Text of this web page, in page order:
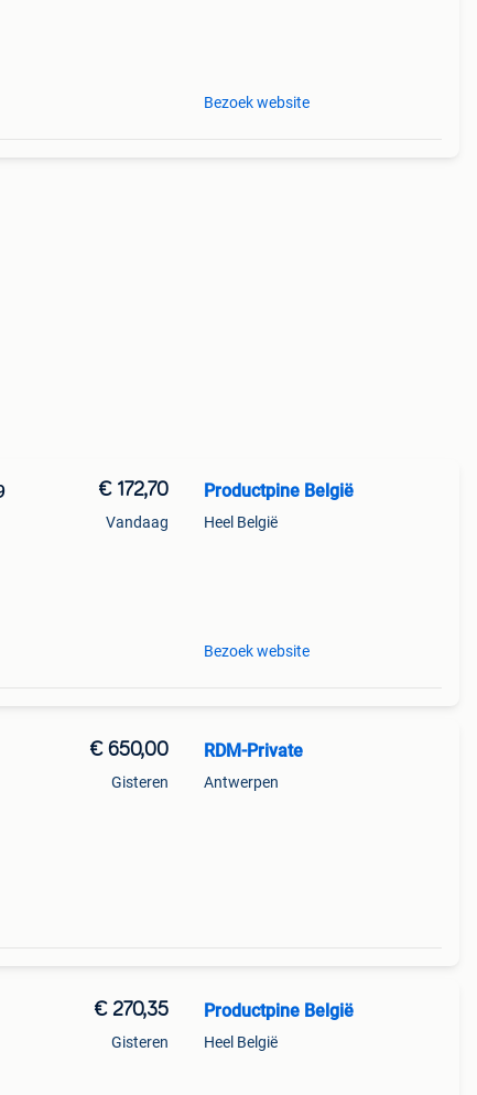
Bezoek website
€ 172,70
Vandaag
Productpine België
Heel België
Bezoek website
€ 650,00
Gisteren
RDM-Private
Antwerpen
€ 270,35
Gisteren
Productpine België
Heel België